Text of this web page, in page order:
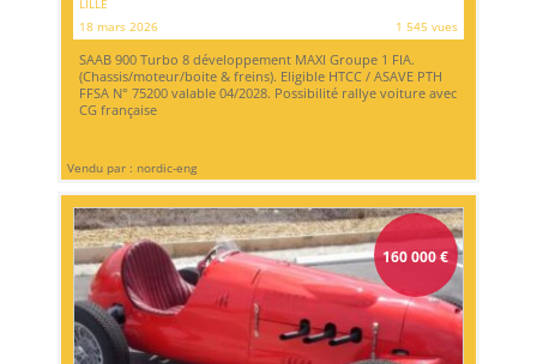
LILLE
18 mars 2026
1 545 vues
SAAB 900 Turbo 8 développement MAXI Groupe 1 FIA.
(Chassis/moteur/boite & freins). Eligible HTCC / ASAVE PTH
FFSA N° 75200 valable 04/2028. Possibilité rallye voiture avec
CG française
Vendu par : nordic-eng
160 000€